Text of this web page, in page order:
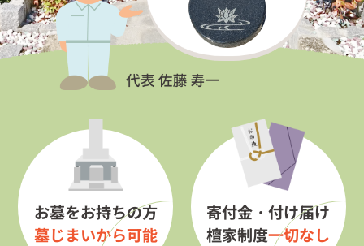
お墓をお持ちの方
墓じまいから可能
寄付金・付け届け
檀家制度一切なし